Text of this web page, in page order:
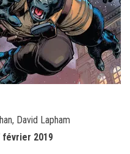
David Lapham
février 2019